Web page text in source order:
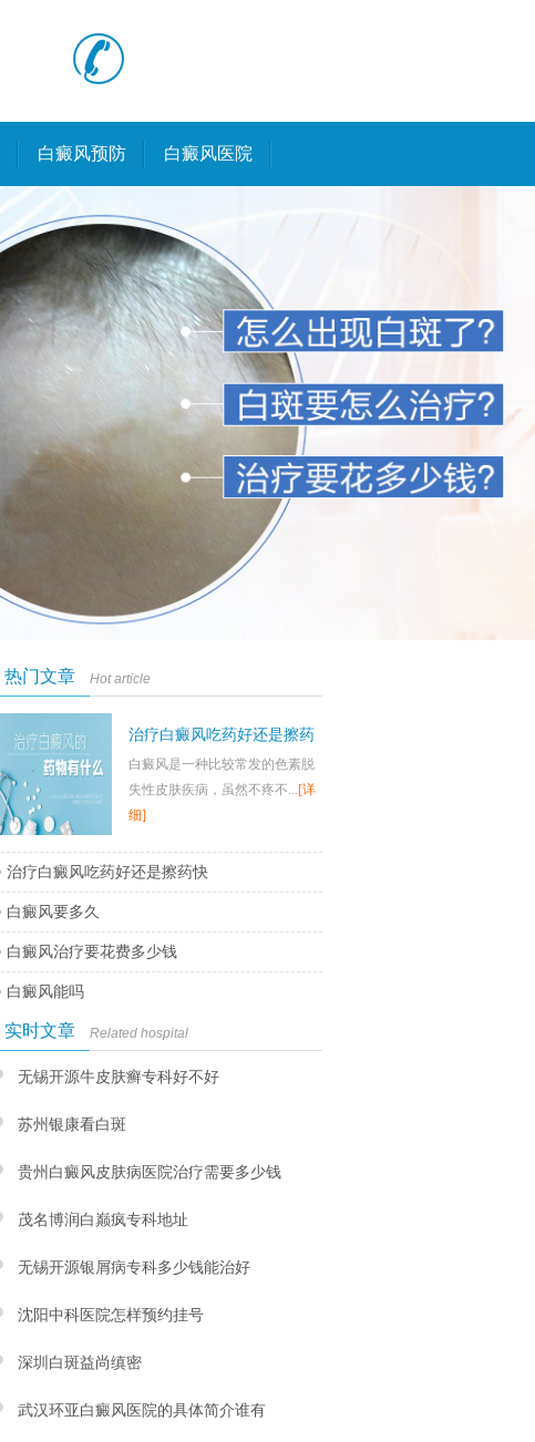
白癜风预防 白癜风医院
热门文章 Hot article
治疗白癜风吃药好还是擦药
快
白癜风是一种比较常发的色素脱
失性皮肤疾病，虽然不疼不...[详
细]
治疗白癜风吃药好还是擦药快
白癜风要多久
白癜风治疗要花费多少钱
白癜风能吗
实时文章 Related hospital
无锡开源牛皮肤癣专科好不好
苏州银康看白斑
贵州白癜风皮肤病医院治疗需要多少钱
茂名博润白巅疯专科地址
无锡开源银屑病专科多少钱能治好
沈阳中科医院怎样预约挂号
深圳白斑益尚缜密
武汉环亚白癜风医院的具体简介谁有